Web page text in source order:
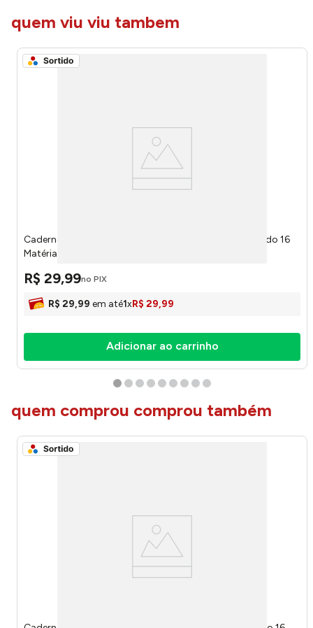
quem viu viu tambem
Caderno Universitário Capa Dura Vibe Masculino Sortido 16
Matérias 256 Folhas 395340 - Tilibra
R$ 29,99no PIX
R$ 29,99 em até1xR$ 29,99
Adicionar ao carrinho
quem comprou comprou também